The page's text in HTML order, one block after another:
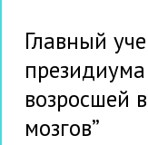
Главный
возросшей
мозгов”